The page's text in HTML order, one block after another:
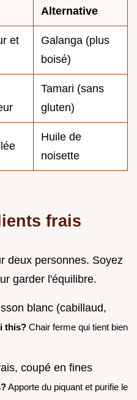
Alternative
et
Galanga (plus
boisé)
Tamari (sans
gluten)
Huile de
noisette
frais
deux personnes. Soyez
garder l'équilibre.
blanc (cabillaud,
this? Chair ferme qui tient bien
coupé en fines
Apporte du piquant et purifie le